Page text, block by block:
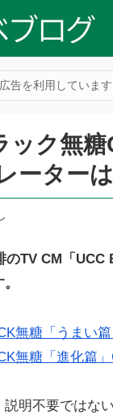
告を利用しています
ック無糖
ーター
のTV CM「
無糖「うまい
無糖「進化篇
明不要ではな